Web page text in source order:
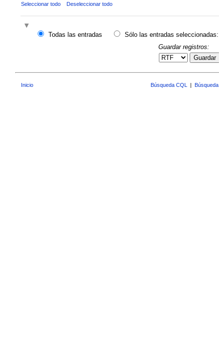
Seleccionar todo Deseleccionar todo
Todas las entradas
Sólo las entradas seleccionadas:
Guardar registros:
Guardar
Inicio Búsqueda CQL